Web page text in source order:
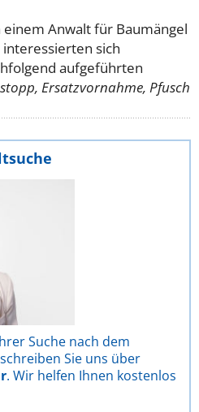
Anwalt für Baumängel
sich
aufgeführten
Ersatzvornahme, Pfusch
Suche nach dem
Sie uns über
. Wir helfen Ihnen kostenlos